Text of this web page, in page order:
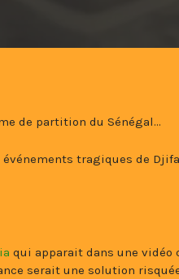
de partition du Sénégal…
tragiques de
qui apparait dans une
serait une solution